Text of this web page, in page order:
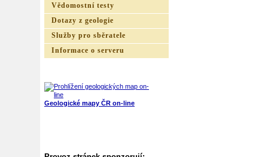
Vědomostní testy
Dotazy z geologie
Služby pro sběratele
Informace o serveru
Geologické mapy ČR on-line